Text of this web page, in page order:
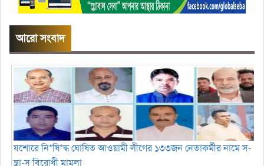
আরো সংবাদ
যশোরে নি*ষি*দ্ধ ঘোষিত আওয়ামী লীগের ১৩৩জন নেতাকর্মীর নামে স-
ন্ত্রা-স বিরোধী মামলা